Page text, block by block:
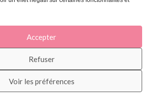
Accepter
Refuser
Voir les préférences